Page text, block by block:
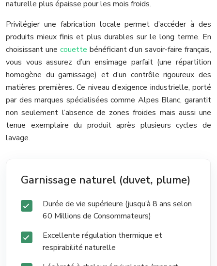
naturelle plus épaisse pour les mois froids.
Privilégier une fabrication locale permet d’accéder à des
produits mieux finis et plus durables sur le long terme. En
choisissant une couette bénéficiant d’un savoir-faire français,
vous vous assurez d’un ensimage parfait (une répartition
homogène du garnissage) et d’un contrôle rigoureux des
matières premières. Ce niveau d’exigence industrielle, porté
par des marques spécialisées comme Alpes Blanc, garantit
non seulement l’absence de zones froides mais aussi une
tenue exemplaire du produit après plusieurs cycles de
lavage.
Garnissage naturel (duvet, plume)
Durée de vie supérieure (jusqu’à 8 ans selon
60 Millions de Consommateurs)
Excellente régulation thermique et
respirabilité naturelle